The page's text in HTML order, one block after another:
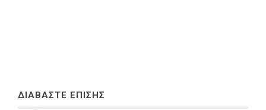
ΔΙΑΒΑΣΤΕ ΕΠΙΣΗΣ